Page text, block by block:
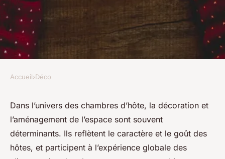
Quel style de décoration
choisir pour une chambre
d'hôte accueillante?
Accueil›Déco
Dans l’univers des chambres d’hôte, la décoration et
l’aménagement de l’espace sont souvent
déterminants. Ils reflètent le caractère et le goût des
hôtes, et participent à l’expérience globale des